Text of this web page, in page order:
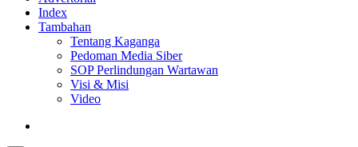
Index
Tambahan
Tentang Kaganga
Pedoman Media Siber
SOP Perlindungan Wartawan
Visi & Misi
Video